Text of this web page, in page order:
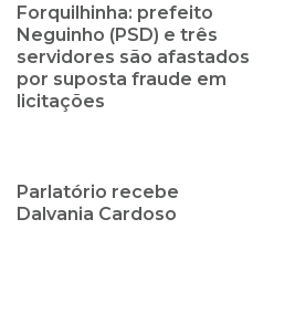
Forquilhinha: prefeito
Neguinho (PSD) e três
servidores são afastados
por suposta fraude em
licitações
Parlatório recebe
Dalvania Cardoso